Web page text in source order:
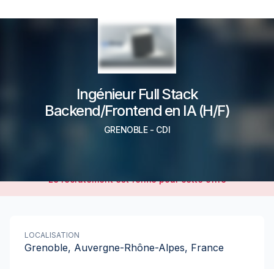
Ingénieur Full Stack
Backend/Frontend en IA (H/F)
GRENOBLE - CDI
Le recrutement est fermé pour cette offre
LOCALISATION
Grenoble, Auvergne-Rhône-Alpes, France